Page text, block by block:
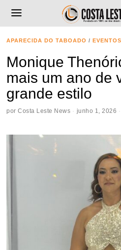
APARECIDA DO TABOADO / EVENTOS
Monique
mais um ano de
grande estilo
porCosta Leste News junho 1, 2026